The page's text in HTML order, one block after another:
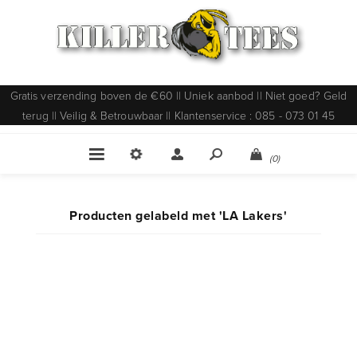
Gratis verzending boven de €60 || Uniek aanbod || Niet goed? Geld
terug || Veilig & Betrouwbaar || Klantenservice : 085 - 073 01 45
(0)
Producten gelabeld met 'LA Lakers'